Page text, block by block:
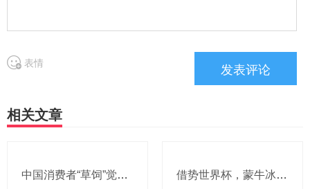
表情
相关文章
中国消费者“草饲”觉醒，恒天然奶农跨越南北半球“逆向溯源” 借势世界杯，蒙牛冰品切入北美市场，抢占百亿冰淇淋高地